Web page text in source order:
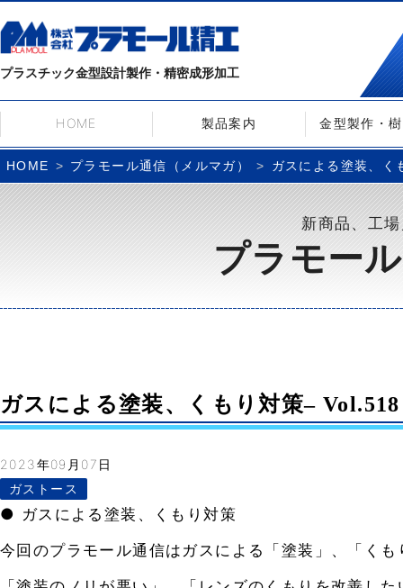
プラスチック金型設計製作・精密成形加工
HOME 製品案内 金型製作・
HOME プラモール通信（メルマガ） ガスによる塗装、
新商品、工
プラモー
ガスによる塗装、くもり対策– Vol.518
2023年09月07日
ガストース
● ガスによる塗装、くもり対策
今回のプラモール通信はガスによる「塗装」、「くも